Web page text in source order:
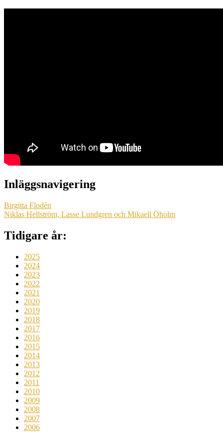
Inläggsnavigering
Birgitta Flodén
Niklas Hellström, Lasse Lundgren och Mikaell Öholm
Tidigare år:
2025
2024
2023
2022
2021
2020
2019
2018
2017
2016
2015
2014
2013
2012
2011
2010
2009
2008
2007
2006